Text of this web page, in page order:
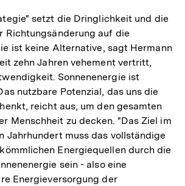
setzt die Dringlichkeit und die
Richtungsänderung auf die
ist keine Alternative, sagt Hermann
zehn Jahren vehement vertritt,
Sonnenenergie ist
nutzbare Potenzial, das uns die
reicht aus, um den gesamten
Menschheit zu decken. "Das Ziel im
Jahrhundert muss das vollständige
Energiequellen durch die
sein - also eine
Energieversorgung der